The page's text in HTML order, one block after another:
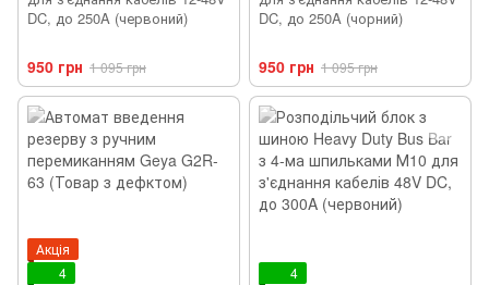
DC, до 250A (червоний)
950 грн 1 095 грн
DC, до 250A (чорний)
950 грн 1 095 грн
Акція
4
4